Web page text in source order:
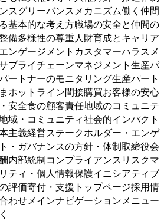
スグリーバンスメカニズム働く仲間
基本的な考え方職場の安全と仲間の
備多様性の尊重人財育成とキャリア
ンゲージメントカスタマーハラスメ
プライチェーンマネジメント生産パ
ートナーのモニタリング生産パート
ホットライン間接購買お客様の安心
安全食の顧客責任地域のコミュニテ
域・コミュニティ社会的インパクト
主義経営ステークホルダー・エンゲ
・ガバナンスの方針・体制取締役会
内部統制コンプライアンスリスクマ
ティ・個人情報保護イニシアティブ
評価寄付・支援トップページ採用情
わせメインナビゲーションメニュー